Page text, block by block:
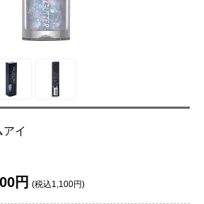
イ
円 (税込1,100円)